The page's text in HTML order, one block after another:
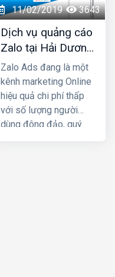
tôi chắc chắn sẽ giúp
quý khách phát triển
kinh doanh nhanh
chóng.
11/02/2019 3643
Dịch vụ quảng cáo
Zalo tại Hải Dương
giá rẻ, uy tín nhất
Zalo Ads đang là một
kênh marketing Online
hiệu quả chi phí thấp
với số lượng người
dùng đông đảo, quý